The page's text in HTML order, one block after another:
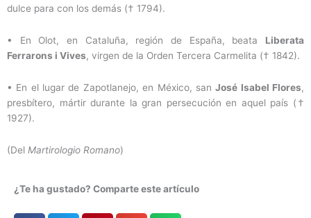
dulce para con los demás († 1794).
• En Olot, en Cataluña, región de España, beata Liberata
Ferrarons i Vives, virgen de la Orden Tercera Carmelita († 1842).
• En el lugar de Zapotlanejo, en México, sanJosé Isabel Flores,
presbítero, mártir durante la gran persecución en aquel país (†
1927).
(Del Martirologio Romano)
¿Te ha gustado? Comparte este artículo